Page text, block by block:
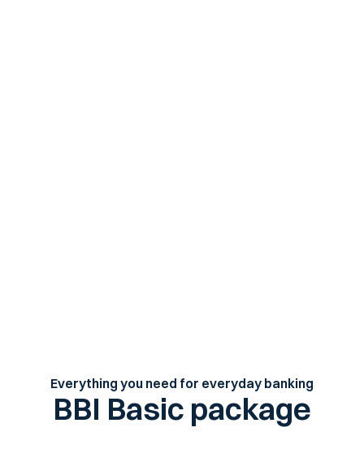
Everything you need for everyday banking
BBI Basic package